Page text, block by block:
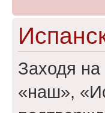
Заходя
«наш»,